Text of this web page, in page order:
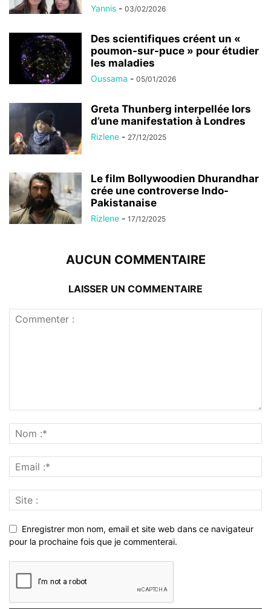
Yannis - 03/02/2026
Des scientifiques créent un «
poumon-sur-puce » pour étudier
les maladies
Oussama - 05/01/2026
Greta Thunberg interpellée lors
d’une manifestation à Londres
Rizlene - 27/12/2025
Le film Bollywoodien Dhurandhar
crée une controverse Indo-
Pakistanaise
Rizlene - 17/12/2025
AUCUN COMMENTAIRE
LAISSER UN COMMENTAIRE
Enregistrer mon nom, email et site web dans ce navigateur
pour la prochaine fois que je commenterai.